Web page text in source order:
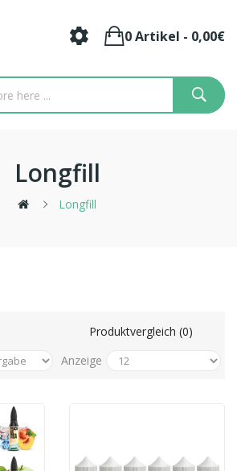
0 Artikel - 0,00€
Longfill
Longfill
Produktvergleich (0)
Anzeige